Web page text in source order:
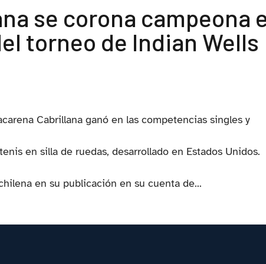
se corona campeona
torneo de Indian Wells
Cabrillana ganó en las competencias singles y
en silla de ruedas, desarrollado en Estados Unidos.
en su publicación en su cuenta de...